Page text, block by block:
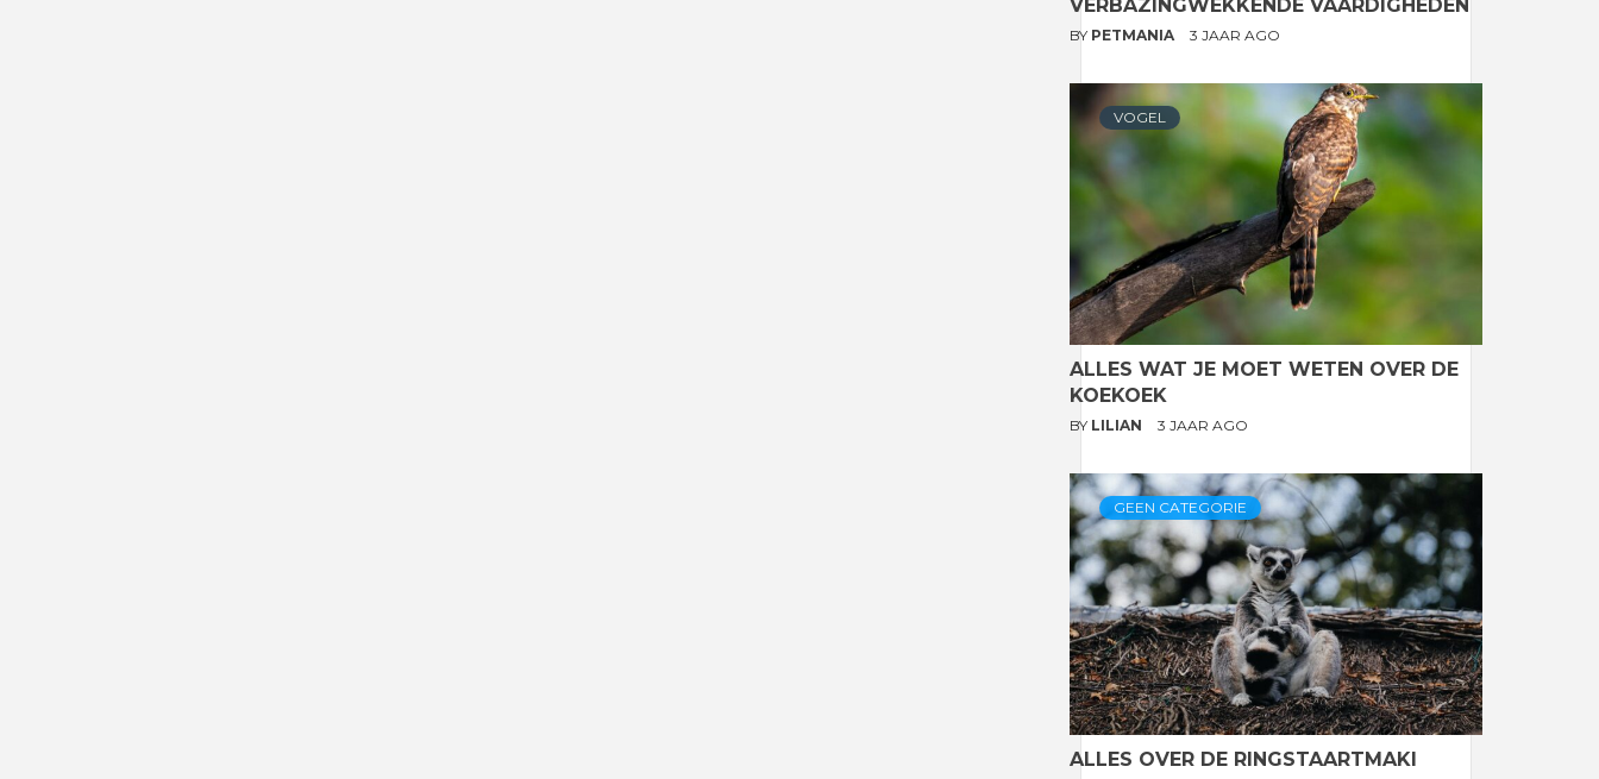
VERBAZINGWEKKENDE VAARDIGHEDEN
BY PETMANIA 3 JAAR AGO
VOGEL
ALLES WAT JE MOET WETEN OVER DE
KOEKOEK
BY LILIAN 3 JAAR AGO
GEEN CATEGORIE
ALLES OVER DE RINGSTAARTMAKI